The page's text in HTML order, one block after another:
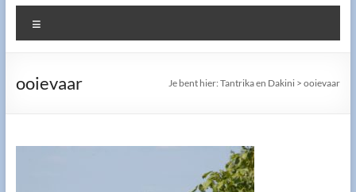
ooievaar Je bent hier:Tantrika en Dakini >ooievaar